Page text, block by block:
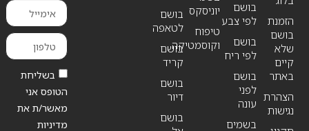
הזמנת
בושם
שלא
קיים
באתר
הצהרת
נגישות
יוניסקס
טיפוח
וקוסמטיקה
בושם
לפי צבע
בושם
לפי ריח
בושם
לפני
עונה
בשמים
בושם
לטאפה
בושם
קריד
בושם
דיור
בושם
בשליחת
הטופס אני
מאשר/ת את
מדיניות